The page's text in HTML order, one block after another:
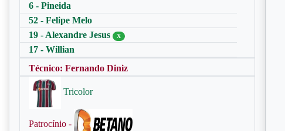
6 - Pineida
52 - Felipe Melo
19 - Alexandre Jesus
X
17 - Willian
Técnico: Fernando Diniz
Tricolor
Patrocínio -